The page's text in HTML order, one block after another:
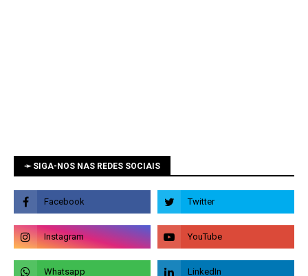
➛ SIGA-NOS NAS REDES SOCIAIS